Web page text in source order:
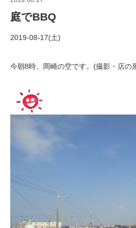
庭でBBQ
2019-08-17(土)
今朝8時、岡崎の空です。(撮影・店の